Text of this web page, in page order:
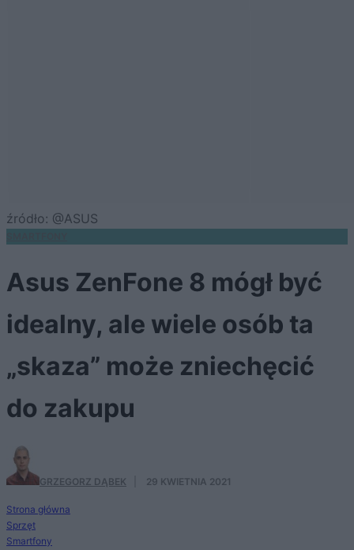
źródło: @ASUS
Asus ZenFone 8 mógł być
idealny, ale wiele osób ta
„skaza” może zniechęcić
do zakupu
GRZEGORZ DĄBEK 29 KWIETNIA 2021
Strona główna
Sprzęt
Smartfony